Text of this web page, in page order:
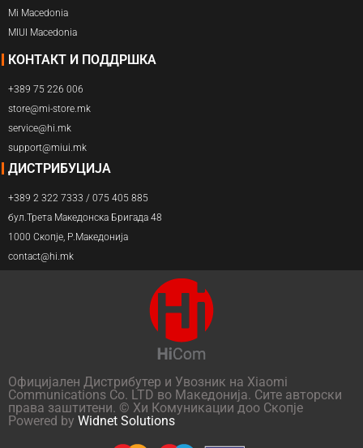
Mi Macedonia
MIUI Macedonia
КОНТАКТ И ПОДДРШКА
+389 75 226 006
store@mi-store.mk
service@hi.mk
support@miui.mk
ДИСТРИБУЦИЈА
+389 2 322 7333 / 075 405 885
бул.Трета Македонска Бригада 48
1000 Скопје, Р.Македонија
contact@hi.mk
Официјален Дистрибутер и Увозник на Xiaomi
Communications Co. LTD во Македонија. Сите авторски
права заштитени. © Хи Комуникации доо Скопје
Powered by Widnet Solutions